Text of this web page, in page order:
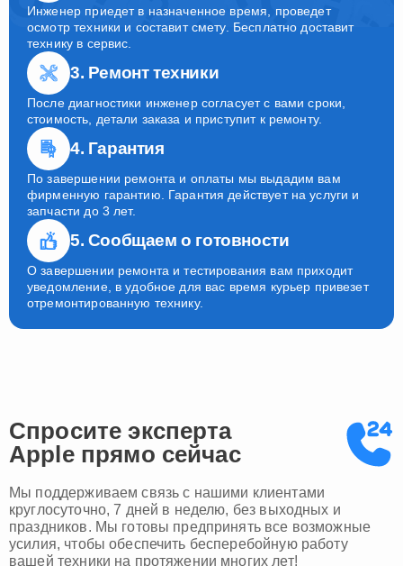
Инженер приедет в назначенное время, проведет
осмотр техники и составит смету. Бесплатно доставит
технику в сервис.
3. Ремонт техники
После диагностики инженер согласует с вами сроки,
стоимость, детали заказа и приступит к ремонту.
4. Гарантия
По завершении ремонта и оплаты мы выдадим вам
фирменную гарантию. Гарантия действует на услуги и
запчасти до 3 лет.
5. Сообщаем о готовности
О завершении ремонта и тестирования вам приходит
уведомление, в удобное для вас время курьер привезет
отремонтированную технику.
Спросите эксперта
Apple прямо сейчас
Мы поддерживаем связь с нашими клиентами
круглосуточно, 7 дней в неделю, без выходных и
праздников. Мы готовы предпринять все возможные
усилия, чтобы обеспечить бесперебойную работу
вашей техники на протяжении многих лет!